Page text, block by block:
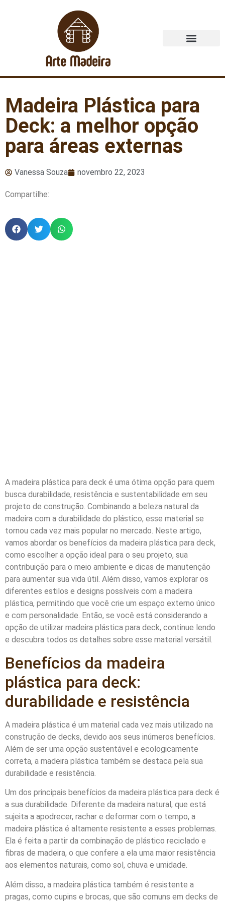
Madeira Plástica para
Deck: a melhor opção
para áreas externas
Vanessa Souza novembro 22, 2023
Compartilhe:
A madeira plástica para deck é uma ótima opção para quem
busca durabilidade, resistência e sustentabilidade em seu
projeto de construção. Combinando a beleza natural da
madeira com a durabilidade do plástico, esse material se
tornou cada vez mais popular no mercado. Neste artigo,
vamos abordar os benefícios da madeira plástica para deck,
como escolher a opção ideal para o seu projeto, sua
contribuição para o meio ambiente e dicas de manutenção
para aumentar sua vida útil. Além disso, vamos explorar os
diferentes estilos e designs possíveis com a madeira
plástica, permitindo que você crie um espaço externo único
e com personalidade. Então, se você está considerando a
opção de utilizar madeira plástica para deck, continue lendo
e descubra todos os detalhes sobre esse material versátil.
Benefícios da madeira
plástica para deck:
durabilidade e resistência
A madeira plástica é um material cada vez mais utilizado na
construção de decks, devido aos seus inúmeros benefícios.
Além de ser uma opção sustentável e ecologicamente
correta, a madeira plástica também se destaca pela sua
durabilidade e resistência.
Um dos principais benefícios da madeira plástica para deck é
a sua durabilidade. Diferente da madeira natural, que está
sujeita a apodrecer, rachar e deformar com o tempo, a
madeira plástica é altamente resistente a esses problemas.
Ela é feita a partir da combinação de plástico reciclado e
fibras de madeira, o que confere a ela uma maior resistência
aos elementos naturais, como sol, chuva e umidade.
Além disso, a madeira plástica também é resistente a
pragas, como cupins e brocas, que são comuns em decks de